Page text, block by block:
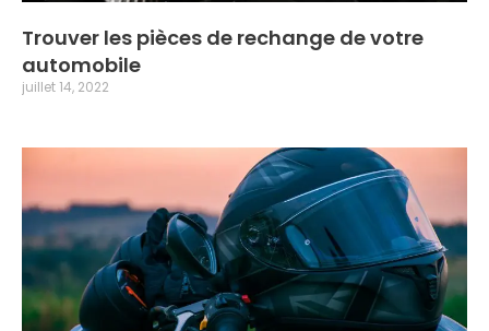
Trouver les pièces de rechange de votre
automobile
juillet 14, 2022